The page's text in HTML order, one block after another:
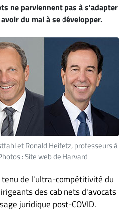
ne parviennent pas à s'adapter
du mal à se développer.
et Ronald Heifetz, professeurs à
: Site web de Harvard
de l'ultra-compétitivité du
des cabinets d'avocats
juridique post-COVID.